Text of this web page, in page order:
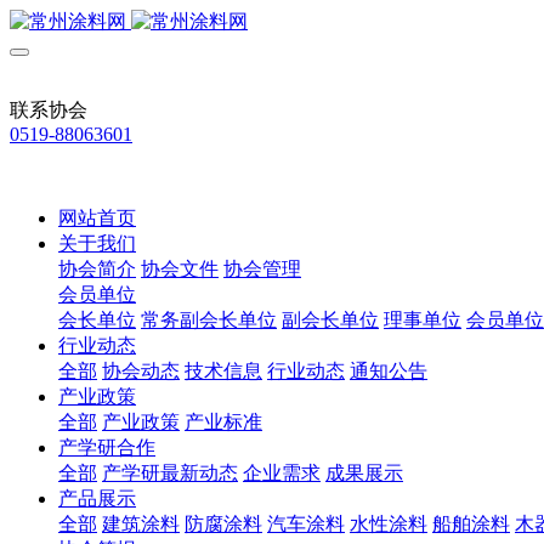
联系协会
0519-88063601
网站首页
关于我们
协会简介 协会文件 协会管理
会员单位
会长单位 常务副会长单位 副会长单位 理事单位 会员单位
行业动态
全部 协会动态 技术信息 行业动态 通知公告
产业政策
全部 产业政策 产业标准
产学研合作
全部 产学研最新动态 企业需求 成果展示
产品展示
全部 建筑涂料 防腐涂料 汽车涂料 水性涂料 船舶涂料 木